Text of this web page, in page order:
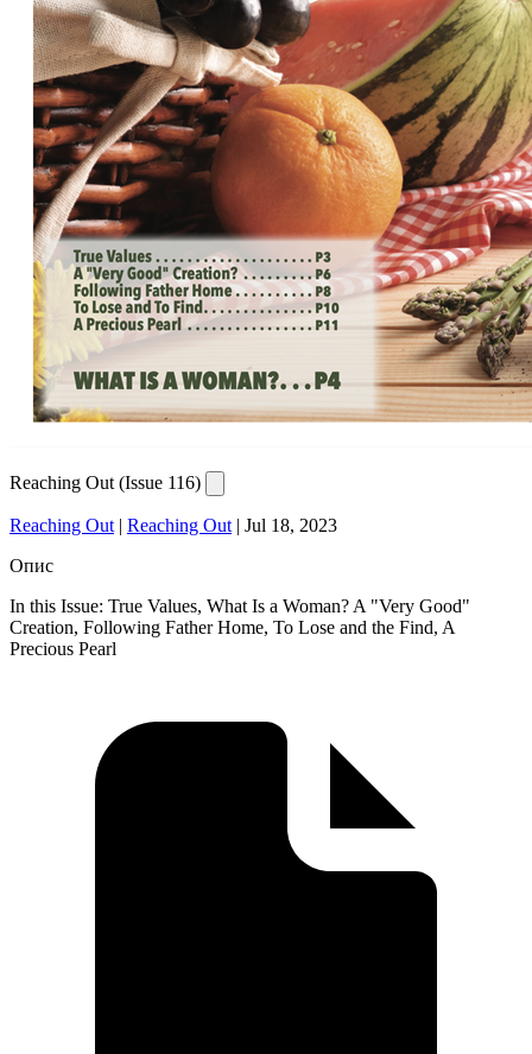
Reaching Out (Issue 116)
Reaching Out | Reaching Out | Jul 18, 2023
Опис
In this Issue: True Values, What Is a Woman? A "Very Good"
Creation, Following Father Home, To Lose and the Find, A
Precious Pearl